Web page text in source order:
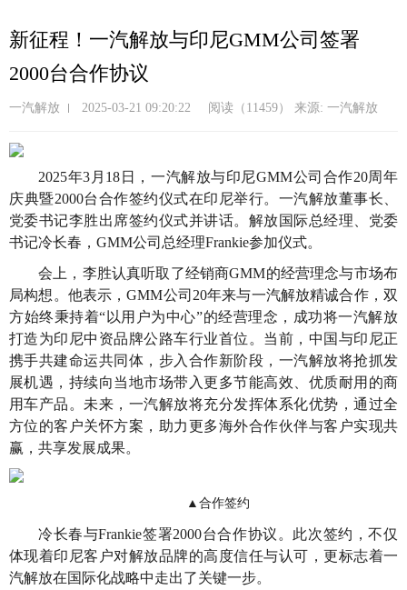
转
到
内
新征程！一汽解放与印尼GMM公司签署
2000台合作协议
一汽解放 2025-03-21 09:20:22 阅读（11459） 来源: 一汽解放
2025年3月18日，一汽解放与印尼GMM公司合作20周年
庆典暨2000台合作签约仪式在印尼举行。一汽解放董事长、
党委书记李胜出席签约仪式并讲话。解放国际总经理、党委
书记冷长春，GMM公司总经理Frankie参加仪式。
会上，李胜认真听取了经销商GMM的经营理念与市场布
局构想。他表示，GMM公司20年来与一汽解放精诚合作，双
方始终秉持着“以用户为中心”的经营理念，成功将一汽解放
打造为印尼中资品牌公路车行业首位。当前，中国与印尼正
携手共建命运共同体，步入合作新阶段，一汽解放将抢抓发
展机遇，持续向当地市场带入更多节能高效、优质耐用的商
用车产品。未来，一汽解放将充分发挥体系化优势，通过全
方位的客户关怀方案，助力更多海外合作伙伴与客户实现共
赢，共享发展成果。
▲合作签约
冷长春与Frankie签署2000台合作协议。此次签约，不仅
体现着印尼客户对解放品牌的高度信任与认可，更标志着一
汽解放在国际化战略中走出了关键一步。